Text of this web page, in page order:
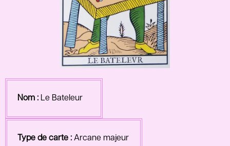
Nom : Le Bateleur
Type de carte : Arcane majeur